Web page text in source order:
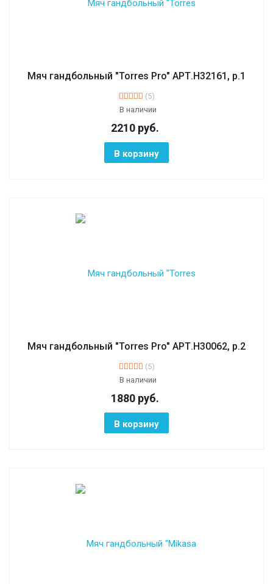
Мяч гандбольный "Torres Pro" АРТ.H32161, р.1
(5)
В наличии
2210 руб.
В корзину
Мяч гандбольный "Torres Pro" АРТ.H30062, р.2
(5)
В наличии
1880 руб.
В корзину